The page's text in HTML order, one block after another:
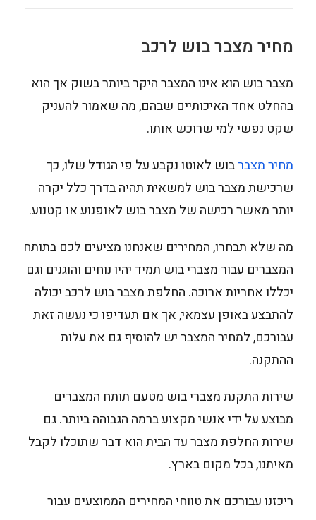
מחיר מצבר בוש לרכב
מצבר בוש הוא אינו המצבר היקר ביותר בשוק אך הוא
בהחלט אחד האיכותיים שבהם, מה שאמור להעניק
שקט נפשי למי שרוכש אותו.
מחיר מצברבוש לאוטו נקבע על פי הגודל שלו, כך
שרכישת מצבר בוש למשאית תהיה בדרך כלל יקרה
יותר מאשר רכישה של מצבר בוש לאופנוע או קטנוע.
מה שלא תבחרו, המחירים שאנחנו מציעים לכם בתותח
המצברים עבור מצברי בוש תמיד יהיו נוחים והוגנים וגם
יכללו אחריות ארוכה. החלפת מצבר בוש לרכב יכולה
להתבצע באופן עצמאי, אך אם תעדיפו כי נעשה זאת
עבורכם, למחיר המצבר יש להוסיף גם את עלות
ההתקנה.
שירות התקנת מצברי בוש מטעם תותח המצברים
מבוצע על ידי אנשי מקצוע ברמה הגבוהה ביותר. גם
שירות החלפת מצבר עד הבית הוא דבר שתוכלו לקבל
מאיתנו, בכל מקום בארץ.
ריכזנו עבורכם את טווחי המחירים הממוצעים עבור